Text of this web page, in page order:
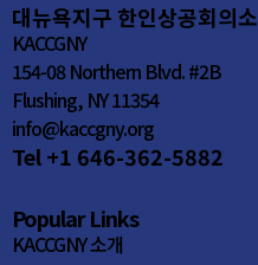
대뉴욕지구 한인상공회의소
KACCGNY
154-08 Northern Blvd. #2B
Flushing, NY 11354
info@kaccgny.org
Tel +1 646-362-5882
Popular Links
KACCGNY 소개